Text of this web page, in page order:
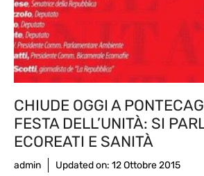
CHIUDE OGGI A
FESTA DELL’UNITÀ: SI
ECOREATI E SANITÀ
admin Updated on: 12 Ottobre 2015